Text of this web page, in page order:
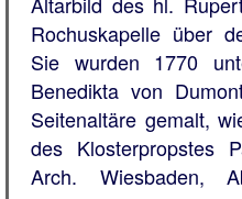
Rochuskapelle über
Sie wurden 1770
Benedikta von
Seitenaltäre gemalt,
des Klosterpropstes
Arch.